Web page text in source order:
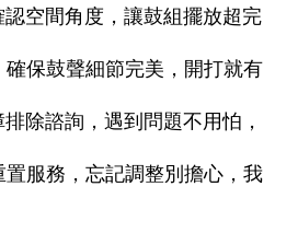
空間角度，讓鼓組擺放超完
保鼓聲細節完美，開打就有
除諮詢，遇到問題不用怕，
服務，忘記調整別擔心，我